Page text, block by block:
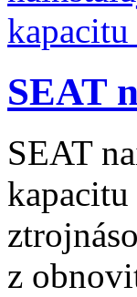
SEAT
SEAT
z